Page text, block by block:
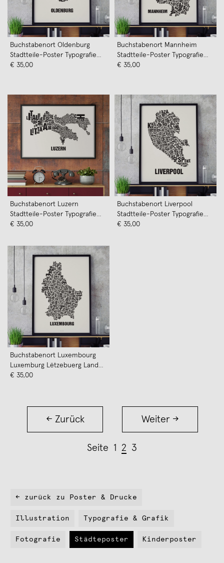
Buchstabenort Oldenburg
Stadtteile-Poster Typografie
Siebdruck
€ 35,00
Buchstabenort Mannheim
Stadtteile-Poster Typografie
Siebdruck
€ 35,00
Buchstabenort Luzern
Stadtteile-Poster Typografie
Siebdruck
€ 35,00
Buchstabenort Liverpool
Stadtteile-Poster Typografie
Siebdruck
€ 35,00
Buchstabenort Luxembourg
Luxemburg Lëtzebuerg Land
Poster Typografie Siebdruck
€ 35,00
← Zurück Weiter →
Seite 1 2 3
← zurück zu Poster & Drucke
Illustration Typografie & Grafik
Fotografie Städteposter Kinderposter